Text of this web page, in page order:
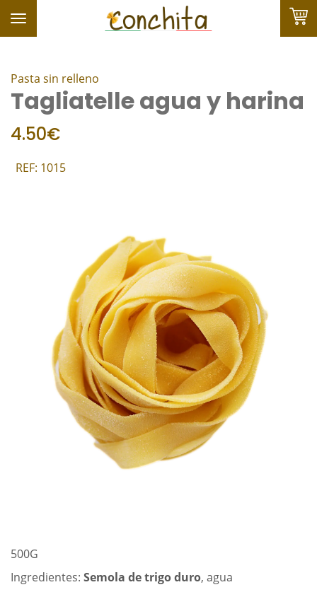
Toggle
navigation
FAVORITOS
HOME
HOSTELERÍA
HORARIOS Y CONTACTOS
LLAMAR AHORA
Pasta sin relleno
Tagliatelle agua y harina
4.50€
REF: 1015
500G
Ingredientes: Semola de trigo duro, agua